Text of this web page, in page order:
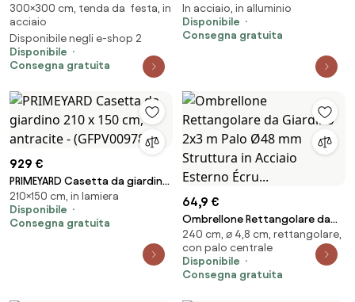
pieghevole, PREMIUM acciaio,
bianco - (600034)
300×300 cm, tenda da festa, in
acciaio
Disponibile negli e-shop 2
Disponibile
Consegna gratuita
Sunset Premium ocra, 3x4m -
(300047)
In acciaio, in alluminio
Disponibile
Consegna gratuita
929 €
PRIMEYARD Casetta da giardino
210 x 150 cm, antracite -
(GFPV00978)
210×150 cm, in lamiera
Disponibile
Consegna gratuita
64,9 €
Ombrellone Rettangolare da
Giardino 2x3 m Palo Ø48 mm
Struttura in Acciaio Esterno
Écru...
240 cm, ⌀ 4,8 cm, rettangolare,
con palo centrale
Disponibile
Consegna gratuita